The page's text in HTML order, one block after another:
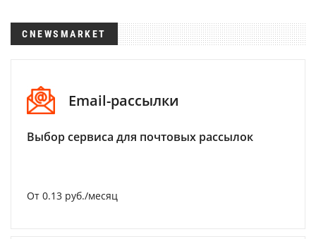
CNEWSMARKET
Email-рассылки
Выбор сервиса для почтовых рассылок
От 0.13 руб./месяц